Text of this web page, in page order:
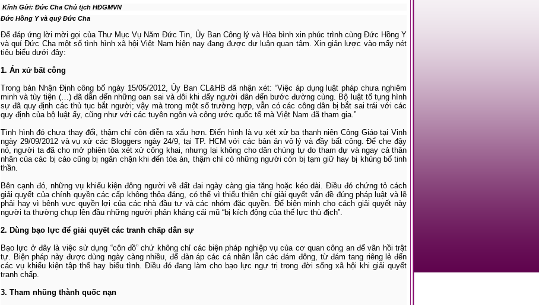
Kính Gửi: Đức Cha Chủ tịch HĐGMVN
Đức Hồng Y và quý Đức Cha
Để đáp ứng lời mời gọi của Thư Mục Vụ Năm Đức Tin, Ủy Ban Công lý và Hòa bình xin phúc trình cùng Đức Hồng Y
và quí Đức Cha một số tình hình xã hội Việt Nam hiện nay đang được dư luận quan tâm. Xin giản lược vào mấy nét
tiêu biểu dưới đây:
1. Án xử bất công
Trong bản Nhận Định công bố ngày 15/05/2012, Ủy Ban CL&HB đã nhận xét: “Việc áp dụng luật pháp chưa nghiêm
minh và tùy tiện (…) đã dẫn đến những oan sai và đôi khi đẩy người dân đến bước đường cùng. Bộ luật tố tụng hình
sự đã quy định các thủ tục bắt người; vậy mà trong một số trường hợp, vẫn có các công dân bị bắt sai trái với các
quy định của bộ luật ấy, cũng như với các tuyên ngôn và công ước quốc tế mà Việt Nam đã tham gia.”
Tình hình đó chưa thay đổi, thậm chí còn diễn ra xấu hơn. Điển hình là vụ xét xử ba thanh niên Công Giáo tại Vinh
ngày 29/09/2012 và vụ xử các Bloggers ngày 24/9, tại TP. HCM với các bản án vô lý và đầy bất công. Để che đậy
nó, người ta đã cho mở phiên tòa xét xử công khai, nhưng lại không cho dân chúng tự do tham dự và ngay cả thân
nhân của các bị cáo cũng bị ngăn chặn khi đến tòa án, thậm chí có những người còn bị tạm giữ hay bị khủng bố tinh
thần.
Bên cạnh đó, những vụ khiếu kiện đông người về đất đai ngày càng gia tăng hoặc kéo dài. Điều đó chứng tỏ cách
giải quyết của chính quyền các cấp không thỏa đáng, có thể vì thiếu thiện chí giải quyết vấn đề đúng pháp luật và lẽ
phải hay vì bênh vực quyền lợi của các nhà đầu tư và các nhóm đặc quyền. Để biện minh cho cách giải quyết này
người ta thường chụp lên đầu những người phản kháng cái mũ “bị kích động của thế lực thù địch”.
2. Dùng bạo lực để giải quyết các tranh chấp dân sự
Bạo lực ở đây là việc sử dụng “côn đồ” chứ không chỉ các biện pháp nghiệp vụ của cơ quan công an để vãn hồi trật
tự. Biện pháp này được dùng ngày càng nhiều, để đàn áp các cá nhân lẫn các đám đông, từ đám tang riêng lẻ đến
các vụ khiếu kiện tập thể hay biểu tình. Điều đó đang làm cho bạo lực ngự trị trong đời sống xã hội khi giải quyết
tranh chấp.
3. Tham nhũng thành quốc nạn